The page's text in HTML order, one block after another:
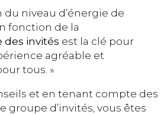
du niveau d’énergie de
fonction de la
invités est la clé pour
agréable et
tous. »
et en tenant compte des
groupe d’invités, vous êtes